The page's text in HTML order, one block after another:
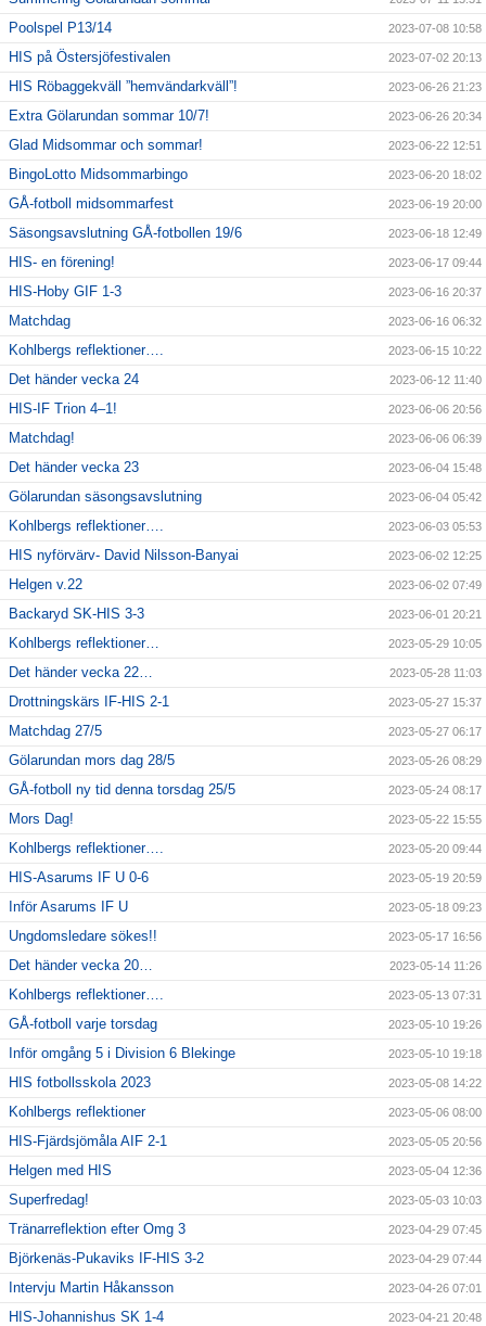
Poolspel P13/14 2023-07-08 10:58
HIS på Östersjöfestivalen 2023-07-02 20:13
HIS Röbaggekväll ”hemvändarkväll”! 2023-06-26 21:23
Extra Gölarundan sommar 10/7! 2023-06-26 20:34
Glad Midsommar och sommar! 2023-06-22 12:51
BingoLotto Midsommarbingo 2023-06-20 18:02
GÅ-fotboll midsommarfest 2023-06-19 20:00
Säsongsavslutning GÅ-fotbollen 19/6 2023-06-18 12:49
HIS- en förening! 2023-06-17 09:44
HIS-Hoby GIF 1-3 2023-06-16 20:37
Matchdag 2023-06-16 06:32
Kohlbergs reflektioner…. 2023-06-15 10:22
Det händer vecka 24 2023-06-12 11:40
HIS-IF Trion 4–1! 2023-06-06 20:56
Matchdag! 2023-06-06 06:39
Det händer vecka 23 2023-06-04 15:48
Gölarundan säsongsavslutning 2023-06-04 05:42
Kohlbergs reflektioner…. 2023-06-03 05:53
HIS nyförvärv- David Nilsson-Banyai 2023-06-02 12:25
Helgen v.22 2023-06-02 07:49
Backaryd SK-HIS 3-3 2023-06-01 20:21
Kohlbergs reflektioner… 2023-05-29 10:05
Det händer vecka 22… 2023-05-28 11:03
Drottningskärs IF-HIS 2-1 2023-05-27 15:37
Matchdag 27/5 2023-05-27 06:17
Gölarundan mors dag 28/5 2023-05-26 08:29
GÅ-fotboll ny tid denna torsdag 25/5 2023-05-24 08:17
Mors Dag! 2023-05-22 15:55
Kohlbergs reflektioner…. 2023-05-20 09:44
HIS-Asarums IF U 0-6 2023-05-19 20:59
Inför Asarums IF U 2023-05-18 09:23
Ungdomsledare sökes!! 2023-05-17 16:56
Det händer vecka 20… 2023-05-14 11:26
Kohlbergs reflektioner…. 2023-05-13 07:31
GÅ-fotboll varje torsdag 2023-05-10 19:26
Inför omgång 5 i Division 6 Blekinge 2023-05-10 19:18
HIS fotbollsskola 2023 2023-05-08 14:22
Kohlbergs reflektioner 2023-05-06 08:00
HIS-Fjärdsjömåla AIF 2-1 2023-05-05 20:56
Helgen med HIS 2023-05-04 12:36
Superfredag! 2023-05-03 10:03
Tränarreflektion efter Omg 3 2023-04-29 07:45
Björkenäs-Pukaviks IF-HIS 3-2 2023-04-29 07:44
Intervju Martin Håkansson 2023-04-26 07:01
HIS-Johannishus SK 1-4 2023-04-21 20:48